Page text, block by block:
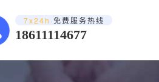
7x24h·免费服务热线
18611114677